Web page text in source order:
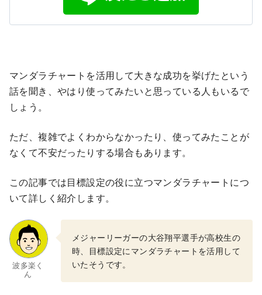
マンダラチャートを活用して大きな成功を挙げたという
話を聞き、やはり使ってみたいと思っている人もいるで
しょう。
ただ、複雑でよくわからなかったり、使ってみたことが
なくて不安だったりする場合もあります。
この記事では目標設定の役に立つマンダラチャートにつ
いて詳しく紹介します。
波多楽く
ん
メジャーリーガーの大谷翔平選手が高校生の
時、目標設定にマンダラチャートを活用して
いたそうです。